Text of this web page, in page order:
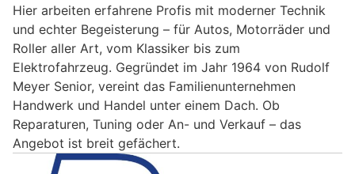
Hier arbeiten erfahrene Profis mit moderner Technik
und echter Begeisterung – für Autos, Motorräder und
Roller aller Art, vom Klassiker bis zum
Elektrofahrzeug. Gegründet im Jahr 1964 von Rudolf
Meyer Senior, vereint das Familienunternehmen
Handwerk und Handel unter einem Dach. Ob
Reparaturen, Tuning oder An- und Verkauf – das
Angebot ist breit gefächert.